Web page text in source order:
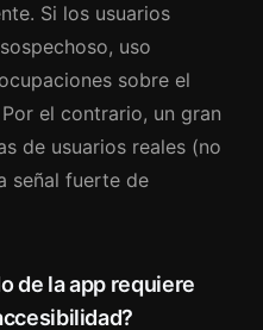
Si los usuarios
uso
sobre el
el contrario, un gran
de usuarios reales (no
señal fuerte de
de la app requiere